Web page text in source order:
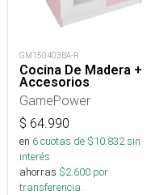
GM150403BA-R
Cocina De Madera +
Accesorios
GamePower
$ 64.990
en 6cuotas de $10.832sin
interés
ahorras $2.600 por
transferencia.